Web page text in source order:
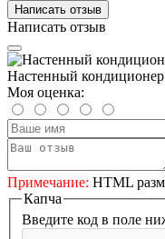
Написать отзыв
Написать отзыв
Настенный
Моя оценка:
Примечание: HTML
Капча
Введите код в поле